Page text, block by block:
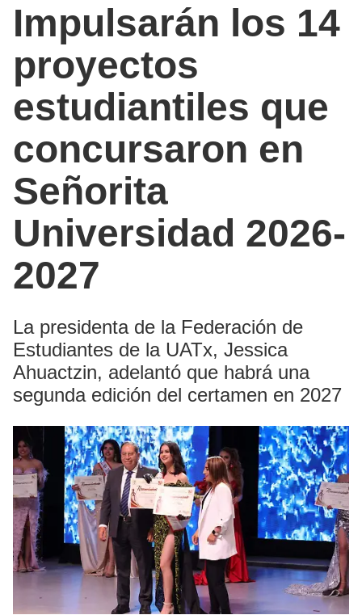
Impulsarán los 14
proyectos
estudiantiles que
concursaron en
Señorita
Universidad 2026-
2027
La presidenta de la Federación de
Estudiantes de la UATx, Jessica
Ahuactzin, adelantó que habrá una
segunda edición del certamen en 2027